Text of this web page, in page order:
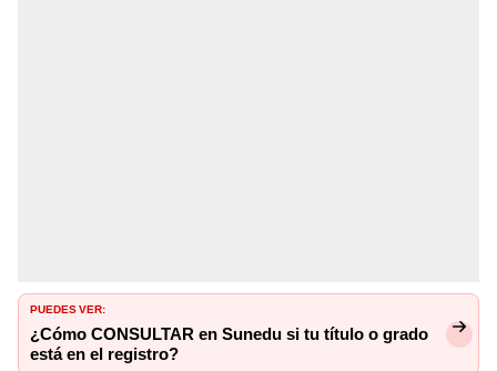
PUEDES VER:
¿Cómo CONSULTAR en Sunedu si tu título o grado
está en el registro?